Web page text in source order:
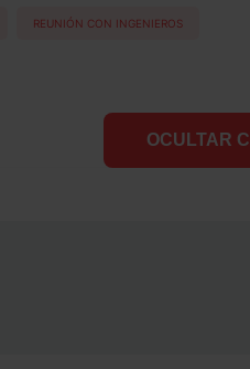
REUNIÓN CON INGENIEROS
OCULTAR